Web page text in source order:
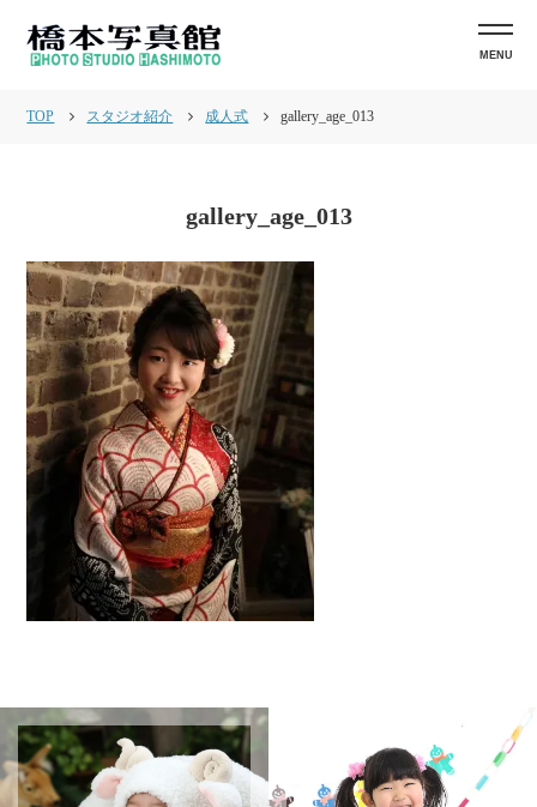
TOP スタジオ紹介 成人式 gallery_age_013
gallery_age_013
MENU